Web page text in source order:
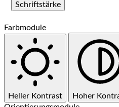
Schriftstärke
Farbmodule
Heller Kontrast Hoher